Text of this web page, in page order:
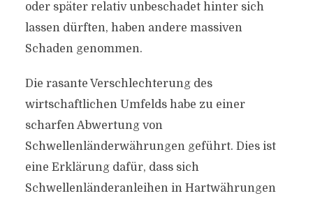
oder später relativ unbeschadet hinter sich
lassen dürften, haben andere massiven
Schaden genommen.
Die rasante Verschlechterung des
wirtschaftlichen Umfelds habe zu einer
scharfen Abwertung von
Schwellenländerwährungen geführt. Dies ist
eine Erklärung dafür, dass sich
Schwellenländeranleihen in Hartwährungen